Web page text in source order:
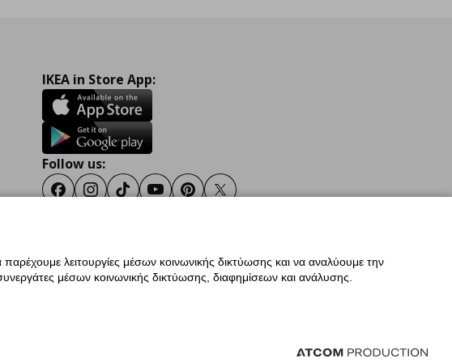
IKEA in Store App:
Follow us:
FacebookInstagram
TikTokYoutubePinterestTwitter
cookiesΌροι ΧρήσηςΓενική Πολιτική Προσωπικών Δεδομένων
λειτουργίες μέσων κοινωνικής δικτύωσης και να αναλύουμε την
μέσων κοινωνικής δικτύωσης, διαφημίσεων και ανάλυσης.